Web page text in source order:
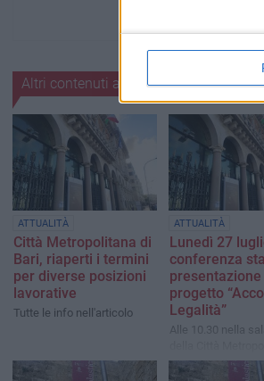
Altri contenuti a tema
ATTUALITÀ
Città Metropolitana di
Bari, riaperti i termini
per diverse posizioni
lavorative
Tutte le info nell'articolo
ATTUALITÀ
Lunedì 27
conferenza
presentazione
progetto
Legalità”
Alle 10.30 nella